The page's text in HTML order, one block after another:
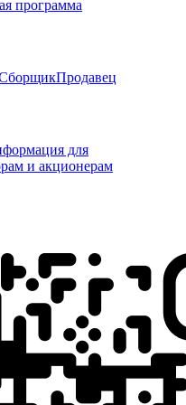
программа
Продавец
для
и акционерам